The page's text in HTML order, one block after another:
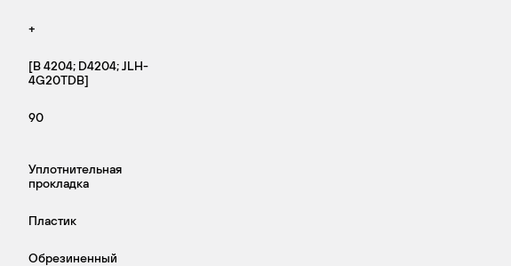
+
[B 4204; D4204; JLH-
4G20TDB]
90
Уплотнительная
прокладка
Пластик
Обрезиненный